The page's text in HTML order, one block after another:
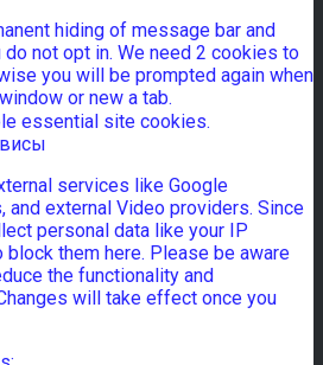
hiding of message bar and
not opt in. We need 2 cookies to
you will be prompted again when
or new a tab.
essential site cookies.
services like Google
and external Video providers. Since
personal data like your IP
them here. Please be aware
the functionality and
will take effect once you